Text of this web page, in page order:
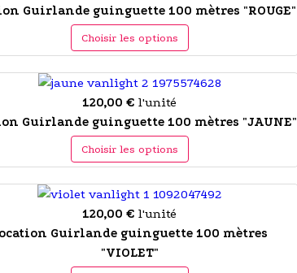
Guirlande guinguette 100 mètres "ROUGE"
Choisir les options
120,00 € l'unité
Guirlande guinguette 100 mètres "JAUNE"
Choisir les options
120,00 € l'unité
Guirlande guinguette 100 mètres
"VIOLET"